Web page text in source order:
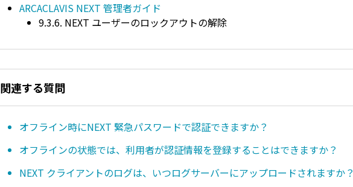
ARCACLAVIS NEXT 管理者ガイド
9.3.6. NEXT ユーザーのロックアウトの解除
関連する質問
オフライン時にNEXT 緊急パスワードで認証できますか？
オフラインの状態では、利用者が認証情報を登録することはできますか？
NEXT クライアントのログは、いつログサーバーにアップロードされますか？